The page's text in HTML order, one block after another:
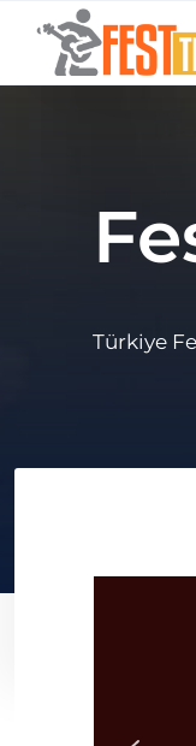
Ana içeriğe atla
Türkiye